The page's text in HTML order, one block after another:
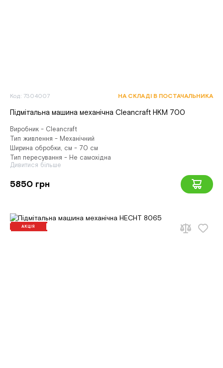
Код: 7304007 НА СКЛАДІ В ПОСТАЧАЛЬНИКА
Підмітальна машина механічна Cleancraft HKM 700
Виробник - Cleancraft
Тип живлення - Механічний
Ширина обробки, см - 70 см
Тип пересування - Не самохідна
Дивитися більше
5850 грн
АКЦІЯ